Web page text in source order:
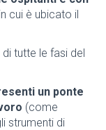
in cui è ubicato il
tutte le fasi del
un ponte
(come
strumenti di